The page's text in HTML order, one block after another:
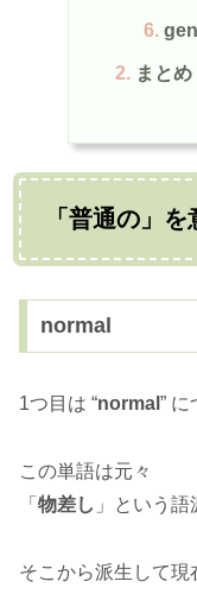
まとめ
「普通の」
normal
1つ目は “normal ” に
この単語は元々
「 物差し 」という語
そこから派生して現